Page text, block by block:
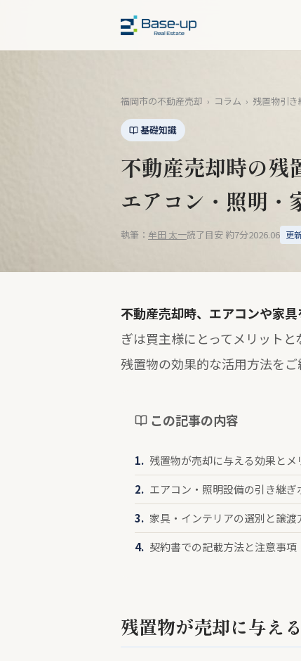
福岡市の不動産売却 › コラム › 残置物引き
基礎知識
不動産売却時の
エアコン・照明・
執筆： 牟田 太一読了目安 約7分2026.06 更
不動産売却時、エアコンや家
ぎは買主様にとってメリット
残置物の効果的な活用方法をご
この記事の内容
残置物が売却に与える効果とメ
エアコン・照明設備の引き継ぎ
家具・インテリアの選別と譲渡
契約書での記載方法と注意事項
残置物が売却に与え